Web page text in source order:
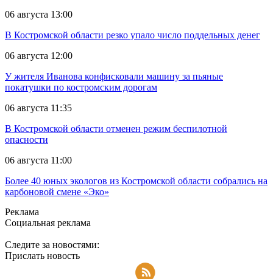
06 августа 13:00
В Костромской области резко упало число поддельных денег
06 августа 12:00
У жителя Иванова конфисковали машину за пьяные
покатушки по костромским дорогам
06 августа 11:35
В Костромской области отменен режим беспилотной
опасности
06 августа 11:00
Более 40 юных экологов из Костромской области собрались на
карбоновой смене «Эко»
Реклама
Социальная реклама
Следите за новостями:
Прислать новость